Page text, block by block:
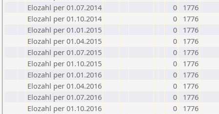
Elozahl per 01.07.2014
0
1776
Elozahl per 01.10.2014
0
1776
Elozahl per 01.01.2015
0
1776
Elozahl per 01.04.2015
0
1776
Elozahl per 01.07.2015
0
1776
Elozahl per 01.10.2015
0
1776
Elozahl per 01.01.2016
0
1776
Elozahl per 01.04.2016
0
1776
Elozahl per 01.07.2016
0
1776
Elozahl per 01.10.2016
0
1776